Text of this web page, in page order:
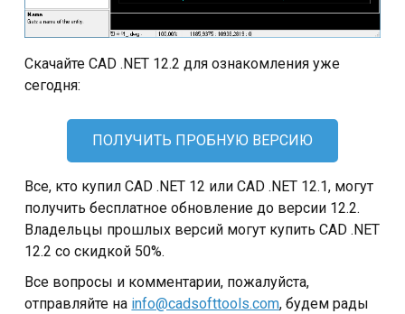
Скачайте CAD .NET 12.2 для ознакомления уже
сегодня:
ПОЛУЧИТЬ ПРОБНУЮ ВЕРСИЮ
Все, кто купил CAD .NET 12 или CAD .NET 12.1, могут
получить бесплатное обновление до версии 12.2.
Владельцы прошлых версий могут купить CAD .NET
12.2 со скидкой 50%.
Все вопросы и комментарии, пожалуйста,
отправляйте на info@cadsofttools.com, будем рады